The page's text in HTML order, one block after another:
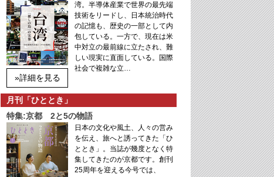
»詳細を見る
湾。半導体産業で世界の最先端
技術をリードし、日本統治時代
の記憶も、歴史の一部として内
包している。一方で、現在は米
中対立の最前線に立たされ、難
しい現実に直面している。国際
社会で複雑な立…
月刊「ひととき」
特集:京都 2と5の物語
日本の文化や風土、人々の営み
を伝え、旅へと誘ってきた「ひ
ととき」。当誌が幾度となく特
集してきたのが京都です。創刊
25周年を迎える今号では、